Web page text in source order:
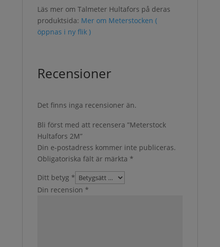
Läs mer om Talmeter Hultafors på deras
produktsida: Mer om Meterstocken (
öppnas i ny flik )
Recensioner
Det finns inga recensioner än.
Bli först med att recensera ”Meterstock
Hultafors 2M”
Din e-postadress kommer inte publiceras.
Obligatoriska fält är märkta *
Ditt betyg *
Din recension *